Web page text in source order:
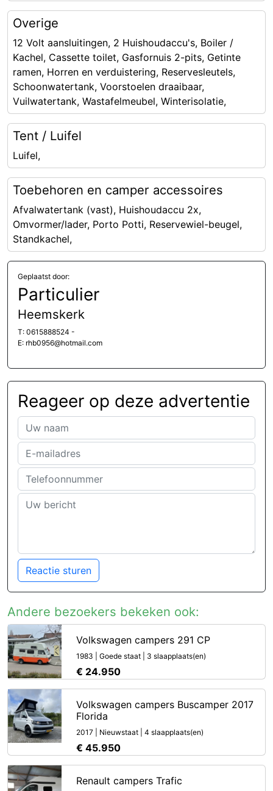
Overige
12 Volt aansluitingen, 2 Huishoudaccu's, Boiler /
Kachel, Cassette toilet, Gasfornuis 2-pits, Getinte
ramen, Horren en verduistering, Reservesleutels,
Schoonwatertank, Voorstoelen draaibaar,
Vuilwatertank, Wastafelmeubel, Winterisolatie,
Tent / Luifel
Luifel,
Toebehoren en camper accessoires
Afvalwatertank (vast), Huishoudaccu 2x,
Omvormer/lader, Porto Potti, Reservewiel-beugel,
Standkachel,
Geplaatst door:
Particulier
Heemskerk
T: 0615888524 -
E: rhb0956@hotmail.com
Reageer op deze advertentie
Reactie sturen
Andere bezoekers bekeken ook:
Volkswagen campers 291 CP
1983 | Goede staat | 3 slaapplaats(en)
€ 24.950
Volkswagen campers Buscamper 2017
Florida
2017 | Nieuwstaat | 4 slaapplaats(en)
€ 45.950
Renault campers Trafic